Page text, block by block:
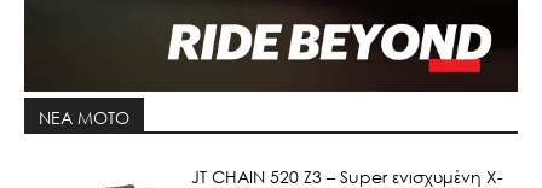
ΝΕΑ MOTO
JT CHAIN 520 Ζ3 – Super ενισχυμένη X-